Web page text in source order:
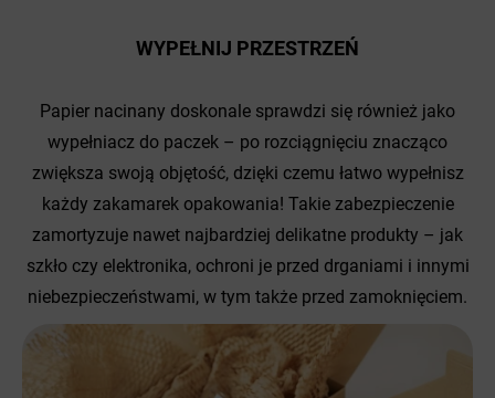
WYPEŁNIJ PRZESTRZEŃ
Papier nacinany doskonale sprawdzi się również jako
wypełniacz do paczek – po rozciągnięciu znacząco
zwiększa swoją objętość, dzięki czemu łatwo wypełnisz
każdy zakamarek opakowania! Takie zabezpieczenie
zamortyzuje nawet najbardziej delikatne produkty – jak
szkło czy elektronika, ochroni je przed drganiami i innymi
niebezpieczeństwami, w tym także przed zamoknięciem.